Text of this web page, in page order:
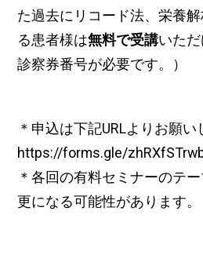
た過去にリコード法、栄養
る患者様は無料で受講いた
診察券番号が必要です。）
＊申込は下記URLよりお願い
https://forms.gle/
＊各回の有料セミナーのテ
更になる可能性があります。